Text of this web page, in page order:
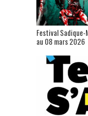
Festival
au 08 mars 2026